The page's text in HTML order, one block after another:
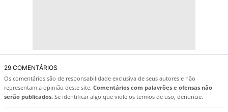
29 COMENTÁRIOS
Os comentários são de responsabilidade exclusiva de seus autores e não
representam a opinião deste site. Comentários com palavrões e ofensas não
serão publicados. Se identificar algo que viole os termos de uso, denuncie.